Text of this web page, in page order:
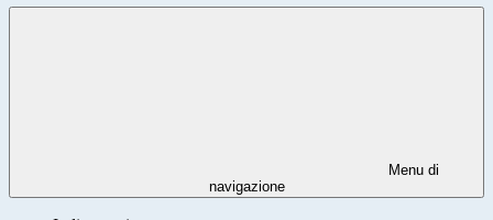
Menu di
navigazione